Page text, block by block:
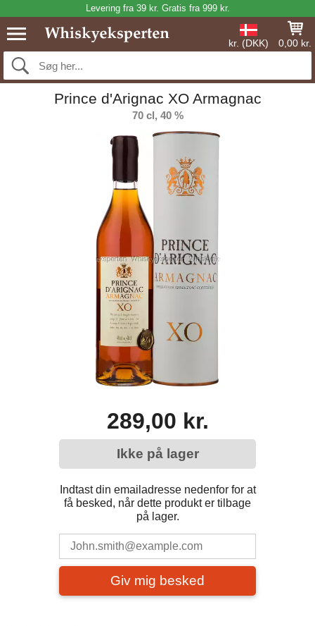
Levering fra 39 kr. Gratis fra 999 kr.
kr. (DKK) 0,00 kr.
Prince d'Arignac XO Armagnac
70 cl, 40 %
289,00 kr.
Ikke på lager
Indtast din emailadresse nedenfor for at
få besked, når dette produkt er tilbage
på lager.
Giv mig besked